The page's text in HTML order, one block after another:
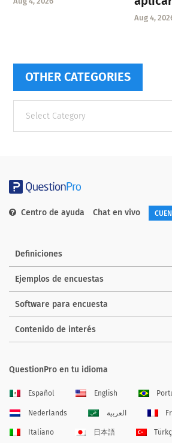
Aug 4,
OTHER CATEGORIES
categories
Centro de ayuda Chat en vivo
Definiciones
Ejemplos de encuestas
Software para encuesta
Contenido de interés
QuestionPro en tu idioma
Español English
Nederlands العربية
Italiano 日本語